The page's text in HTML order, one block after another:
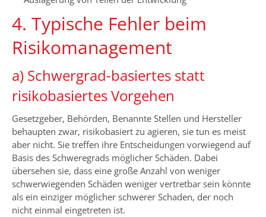
4. Typische Fehler beim
Risikomanagement
a) Schwergrad-basiertes statt
risikobasiertes Vorgehen
Gesetzgeber, Behörden, Benannte Stellen und Hersteller
behaupten zwar, risikobasiert zu agieren, sie tun es meist
aber nicht. Sie treffen ihre Entscheidungen vorwiegend auf
Basis des Schweregrads möglicher Schäden. Dabei
übersehen sie, dass eine große Anzahl von weniger
schwerwiegenden Schäden weniger vertretbar sein könnte
als ein einziger möglicher schwerer Schaden, der noch
nicht einmal eingetreten ist.